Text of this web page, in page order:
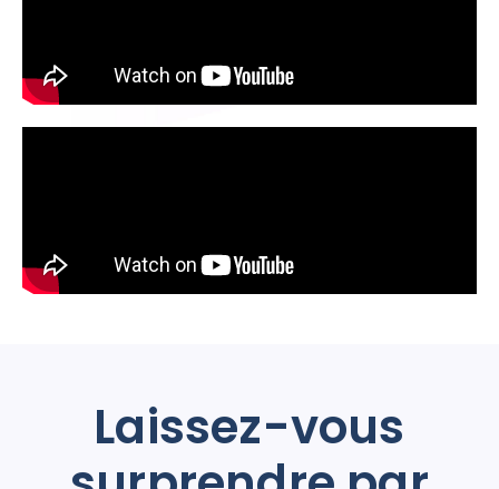
Laissez-vous